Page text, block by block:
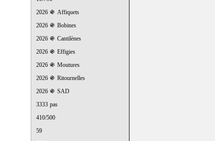
2026 ֍ Affiquets
2026 ֍ Bobines
2026 ֍ Cantilènes
2026 ֍ Effigies
2026 ֍ Moutures
2026 ֍ Ritournelles
2026 ֍ SAD
3333 pas
410/500
59